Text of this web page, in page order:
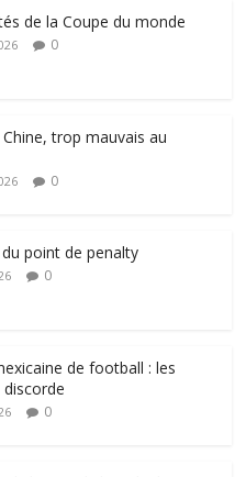
de la Coupe du monde
0
Chine, trop mauvais au
0
point de penalty
0
de football : les
discorde
0